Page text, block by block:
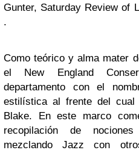
Gunter, Saturday Review of
.
Como teórico y alma mater
el New England
departamento con el
estilística al frente del cual
Blake. En este marco
recopilación de
mezclando Jazz con